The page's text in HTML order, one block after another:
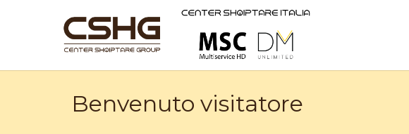
Benvenuto visitatore